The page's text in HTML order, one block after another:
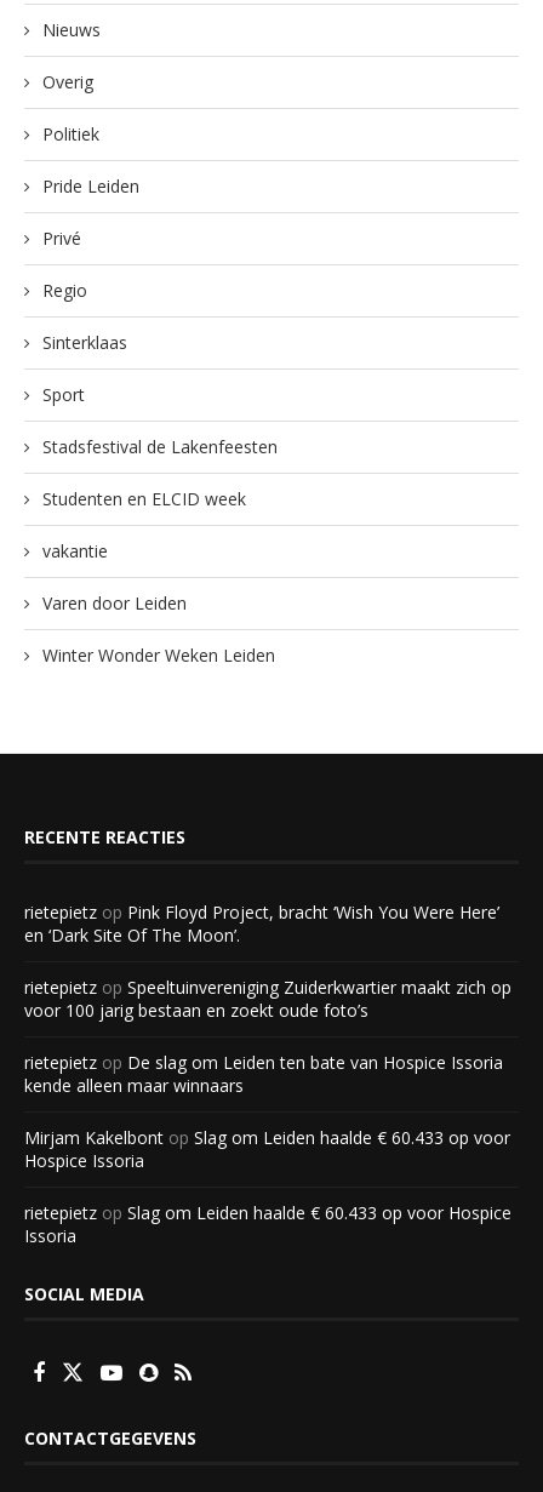
Nieuws
Overig
Politiek
Pride Leiden
Privé
Regio
Sinterklaas
Sport
Stadsfestival de Lakenfeesten
Studenten en ELCID week
vakantie
Varen door Leiden
Winter Wonder Weken Leiden
RECENTE REACTIES
rietepietz op Pink Floyd Project, bracht ‘Wish You Were Here’
en ‘Dark Site Of The Moon’.
rietepietz op Speeltuinvereniging Zuiderkwartier maakt zich op
voor 100 jarig bestaan en zoekt oude foto’s
rietepietz op De slag om Leiden ten bate van Hospice Issoria
kende alleen maar winnaars
Mirjam Kakelbont op Slag om Leiden haalde € 60.433 op voor
Hospice Issoria
rietepietz op Slag om Leiden haalde € 60.433 op voor Hospice
Issoria
SOCIAL MEDIA
CONTACTGEGEVENS